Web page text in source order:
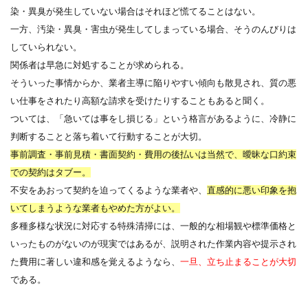
染・異臭が発生していない場合はそれほど慌てることはない。
一方、汚染・異臭・害虫が発生してしまっている場合、そうのんびりは
していられない。
関係者は早急に対処することが求められる。
そういった事情からか、業者主導に陥りやすい傾向も散見され、質の悪
い仕事をされたり高額な請求を受けたりすることもあると聞く。
ついては、「急いては事をし損じる」という格言があるように、冷静に
判断することと落ち着いて行動することが大切。
事前調査・事前見積・書面契約・費用の後払いは当然で、曖昧な口約束
での契約はタブー。
不安をあおって契約を迫ってくるような業者や、 直感的に悪い印象を抱
いてしまうような業者もやめた方がよい。
多種多様な状況に対応する特殊清掃には、一般的な相場観や標準価格と
いったものがないのが現実ではあるが、説明された作業内容や提示され
た費用に著しい違和感を覚えるようなら、 一旦、立ち止まることが大切
である。